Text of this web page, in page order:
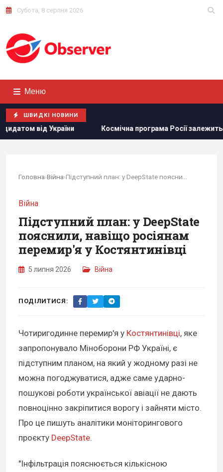
Субота, 8 серпня 2026
Меню
ШВИДКІ НОВИНИ
Космічна програма Росії залежить від Китаю: ЗМІ
Головна›Війна›
Війна
Підступний план: у DeepState
пояснили, навіщо росіянам
перемир'я у Костянтинівці
5 липня 2026 Війна
ПОДІЛИТИСЯ:
Чотиригодинне перемир'я у Костянтинівці, яке
запропонувало Міноборони РФ Україні, є
підступним планом, на який у жодному разі не
можна погоджуватися, адже саме ударно-
пошукові роботи української авіації не дають
повноцінно закріпитися ворогу і зайняти місто.
Про це пишуть аналітики моніторингового
проєкту DeepState.
"Інфільтрація пояснюється кількісною